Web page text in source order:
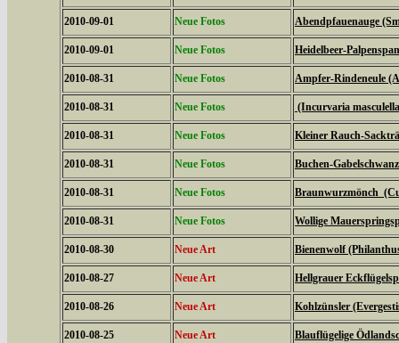
2010-09-01 Neue Fotos Abendpfauenauge
2010-09-01 Neue Fotos Heidelbeer-
2010-08-31 Neue Fotos Ampfer-Rindeneule
2010-08-31 Neue Fotos (Incurvaria
2010-08-31 Neue Fotos Kleiner Rauch-
2010-08-31 Neue Fotos Buchen-
2010-08-31 Neue Fotos Braunwurzmönch
2010-08-31 Neue Fotos Wollige
2010-08-30 Neue Art Bienenwolf
2010-08-27 Neue Art Hellgrauer
2010-08-26 Neue Art Kohlzünsler
2010-08-25 Neue Art Blauflügelige